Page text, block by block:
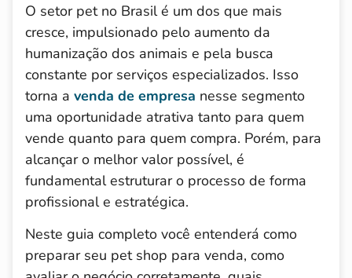
O setor pet no Brasil é um dos que mais
cresce, impulsionado pelo aumento da
humanização dos animais e pela busca
constante por serviços especializados. Isso
torna a venda de empresa nesse segmento
uma oportunidade atrativa tanto para quem
vende quanto para quem compra. Porém, para
alcançar o melhor valor possível, é
fundamental estruturar o processo de forma
profissional e estratégica.
Neste guia completo você entenderá como
preparar seu pet shop para venda, como